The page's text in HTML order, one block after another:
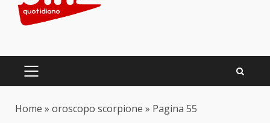
PRIMARY
Home » oroscopo scorpione » Pagina 55